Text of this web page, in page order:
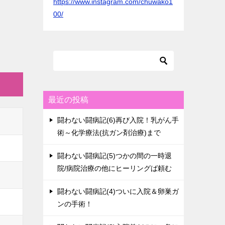
00/
最近の投稿
闘わない闘病記(6)再び入院！乳がん手
術～化学療法(抗ガン剤治療)まで
闘わない闘病記(5)つかの間の一時退
院/病院治療の他にヒーリングば頼む
闘わない闘病記(4)ついに入院＆卵巣ガ
ンの手術！